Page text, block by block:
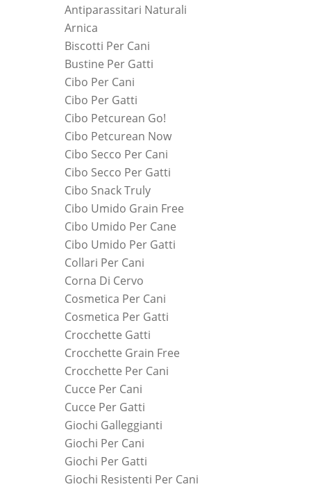
Antiparassitari Naturali
Arnica
Biscotti Per Cani
Bustine Per Gatti
Cibo Per Cani
Cibo Per Gatti
Cibo Petcurean Go!
Cibo Petcurean Now
Cibo Secco Per Cani
Cibo Secco Per Gatti
Cibo Snack Truly
Cibo Umido Grain Free
Cibo Umido Per Cane
Cibo Umido Per Gatti
Collari Per Cani
Corna Di Cervo
Cosmetica Per Cani
Cosmetica Per Gatti
Crocchette Gatti
Crocchette Grain Free
Crocchette Per Cani
Cucce Per Cani
Cucce Per Gatti
Giochi Galleggianti
Giochi Per Cani
Giochi Per Gatti
Giochi Resistenti Per Cani